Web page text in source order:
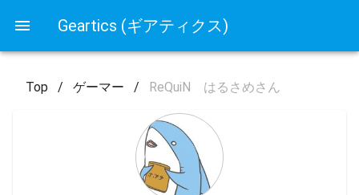
Geartics (ギアティクス)
Top / ゲーマー / ReQuiN はるさめさん